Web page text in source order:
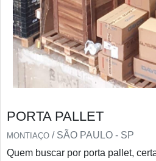
PORTA PALLET
MONTIAÇO / SÃO PAULO - SP
Quem buscar por porta pallet,